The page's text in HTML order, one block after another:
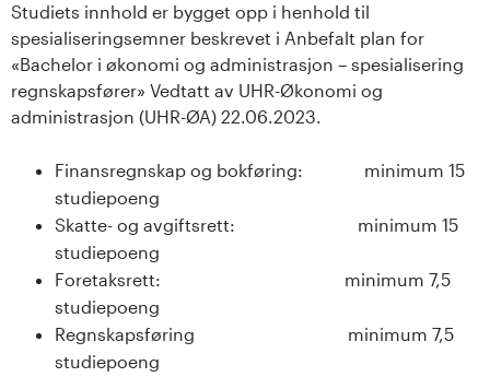
e
t
e
Studiets innhold er bygget opp i henhold til
spesialiseringsemner beskrevet i Anbefalt plan for
«Bachelor i økonomi og administrasjon – spesialisering
regnskapsfører» Vedtatt av UHR-Økonomi og
administrasjon (UHR-ØA) 22.06.2023.
Finansregnskap og bokføring: minimum 15
studiepoeng
Skatte- og avgiftsrett: minimum 15
studiepoeng
Foretaksrett: minimum 7,5
studiepoeng
Regnskapsføring minimum 7,5
studiepoeng